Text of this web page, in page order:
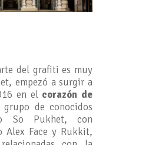
del grafiti es muy
empezó a surgir a
en el corazón de
de conocidos
So Pukhet, con
Alex Face y Rukkit,